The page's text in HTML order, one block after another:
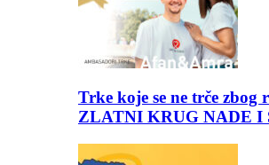
Trke koje se ne trče zbog
ZLATNI KRUG NADE I